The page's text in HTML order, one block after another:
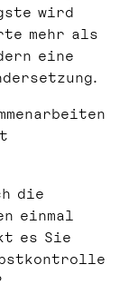
wird
mehr als
eine
die
einmal
es Sie